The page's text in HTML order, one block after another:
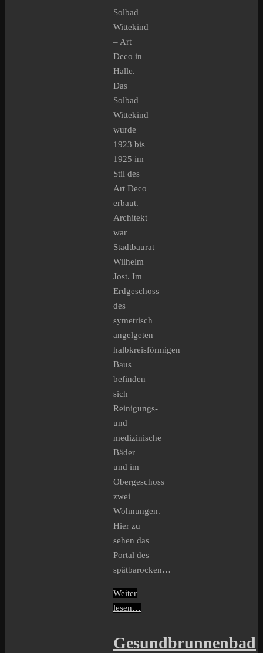
Solbad
Wittekind
– Art
Deco in
Halle.
Das
Solbad
Wittekind
wurde
1923 bis
1925 im
Stil des
Art Deco
erbaut.
Architekt
war
Stadtbaurat
Wilhelm
Jost. Im
Erdgeschoss
des
symetrisch
angelgeten
halbkreisförmigen
Baus
befinden
sich
Reinigungs-
und
medizinische
Bäder
und im
Obergeschoss
zwei
Wohnungen.
Hier zu
sehen das
Portal des
spätbarocken…
Weiter
lesen…
Gesundbrunnenbad